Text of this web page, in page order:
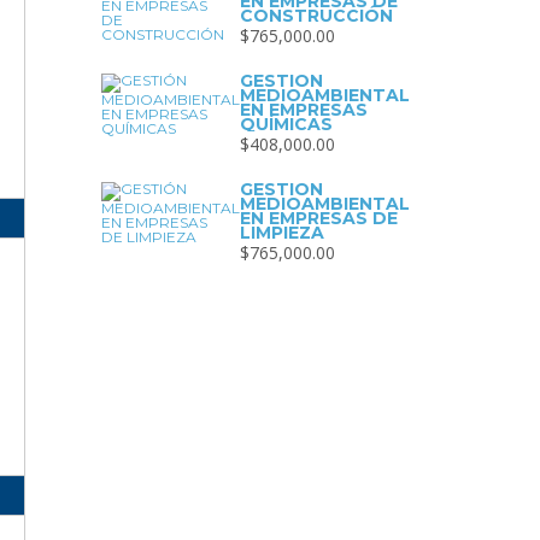
CONSTRUCCIÓN
$765,000.00
GESTIÓN
MEDIOAMBIENTAL
EN EMPRESAS
QUÍMICAS
$408,000.00
GESTIÓN
MEDIOAMBIENTAL
EN EMPRESAS DE
LIMPIEZA
$765,000.00